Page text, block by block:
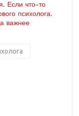
Если что-то
психолога.
важнее